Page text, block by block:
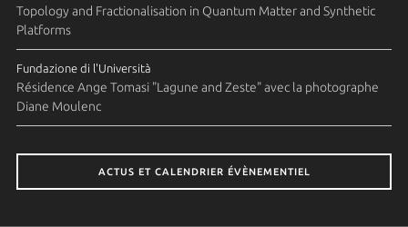
Topology and Fractionalisation in Quantum Matter and Synthetic
Platforms
Fundazione di l'Università
Résidence Ange Tomasi "Lagune and Zeste" avec la photographe
Diane Moulenc
ACTUS ET CALENDRIER ÉVÈNEMENTIEL